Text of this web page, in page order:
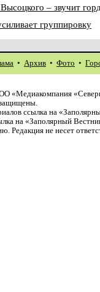
– звучит
группировку
• Архив • Фото •
«Медиакомпания
ссылка на
на «Заполярный
Редакция не несет